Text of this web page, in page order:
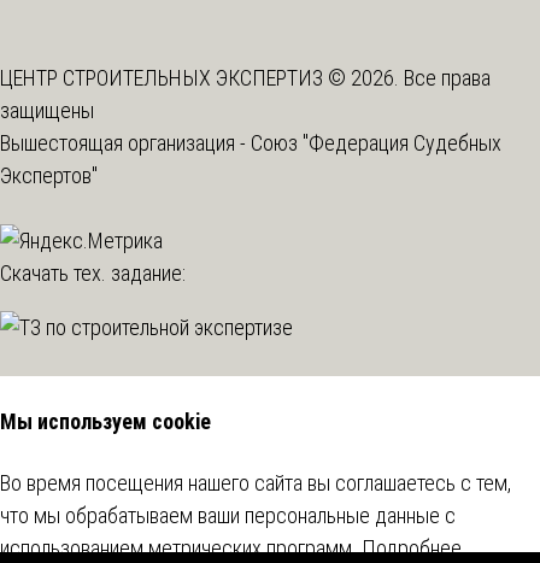
ЦЕНТР СТРОИТЕЛЬНЫХ ЭКСПЕРТИЗ © 2026. Все права
защищены
Вышестоящая организация - Союз "Федерация Судебных
Экспертов"
Скачать тех. задание:
Мы используем cookie
Во время посещения нашего сайта вы соглашаетесь с тем,
что мы обрабатываем ваши персональные данные с
использованием метрических программ.Подробнее